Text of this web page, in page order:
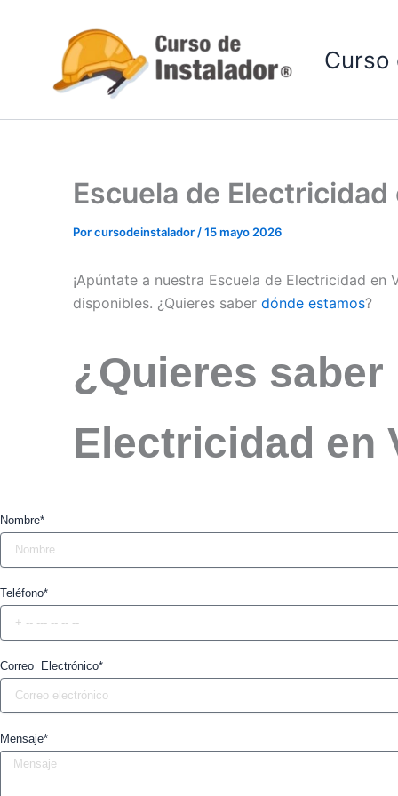
contenido
Curso
Escuela de
Porcursodeinstalador/15 mayo 2026
¡Apúntate a nuestra Escuela de Electricidad en
disponibles. ¿Quieres saber dónde estamos?
¿Quieres
Electricidad en
Nombre*
Teléfono*
Correo Electrónico*
Mensaje*